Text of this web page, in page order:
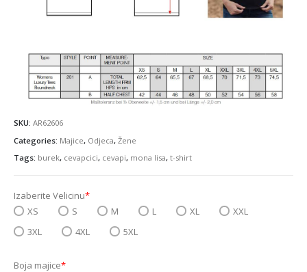
SKU: AR62606
Categories: Majice, Odjeca, Žene
Tags: burek, cevapcici, cevapi, mona lisa, t-shirt
Izaberite Velicinu*
XS
S M L XL
XXL
3XL
4XL 5XL
Boja majice*